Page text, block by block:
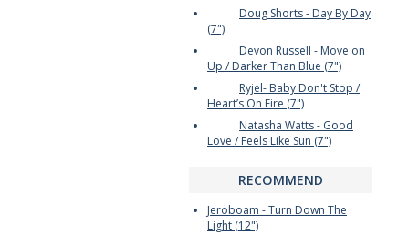
Doug Shorts - Day By Day
(7")
Devon Russell - Move on
Up / Darker Than Blue (7")
Ryjel- Baby Don't Stop /
Heart’s On Fire (7")
Natasha Watts - Good
Love / Feels Like Sun (7")
RECOMMEND
Jeroboam - Turn Down The
Light (12")